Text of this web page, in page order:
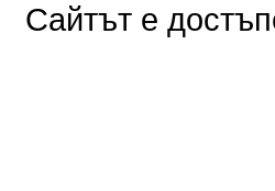
Сайтът е